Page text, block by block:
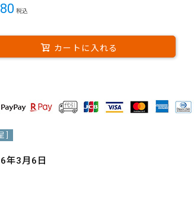
税込
カートに入れる
]
年3月6日